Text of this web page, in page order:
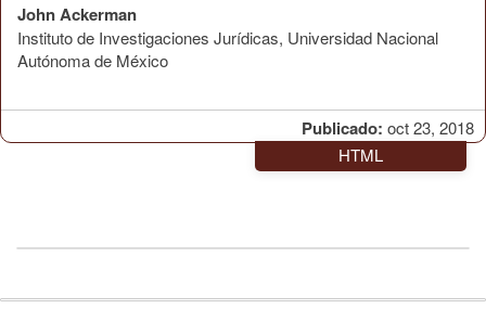
Publicado: oct 23, 2018
John Ackerman
Instituto de Investigaciones Jurídicas, Universidad Nacional
Autónoma de México
HTML